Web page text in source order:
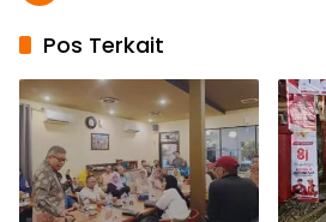
Pos Terkait